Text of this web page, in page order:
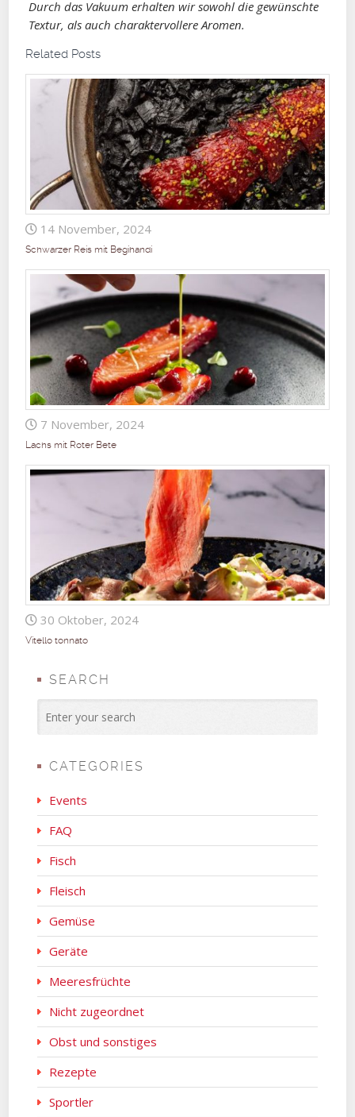
Durch das Vakuum erhalten wir sowohl die gewünschte
Textur, als auch charaktervollere Aromen.
Related Posts
14 November, 2024
Schwarzer Reis mit Begihandi
7 November, 2024
Lachs mit Roter Bete
30 Oktober, 2024
Vitello tonnato
SEARCH
CATEGORIES
Events
FAQ
Fisch
Fleisch
Gemüse
Geräte
Meeresfrüchte
Nicht zugeordnet
Obst und sonstiges
Rezepte
Sportler